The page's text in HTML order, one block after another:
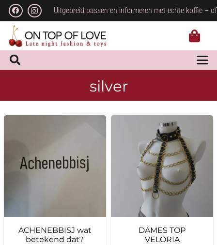
Uitgebreid passen en informeren met echte koffie –
silver
ACHENEBBISJ wat
betekend dat?
DAMES TOP
VELORIA